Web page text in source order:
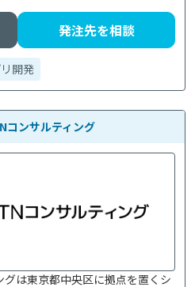
発注先を相談
開発
コンサルティング
は東京都中央区に拠点を置くシ